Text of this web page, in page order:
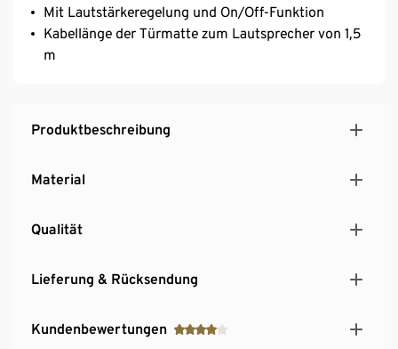
Mit Lautstärkeregelung und On/Off-Funktion
Kabellänge der Türmatte zum Lautsprecher von 1,5
m
Produktbeschreibung
Material
Qualität
Lieferung & Rücksendung
Kundenbewertungen